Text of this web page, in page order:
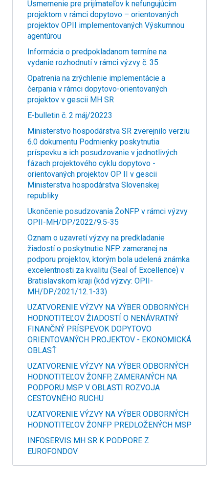
Usmernenie pre prijímateľov k nefungujúcim
projektom v rámci dopytovo – orientovaných
projektov OPII implementovaných Výskumnou
agentúrou
Informácia o predpokladanom termíne na
vydanie rozhodnutí v rámci výzvy č. 35
Opatrenia na zrýchlenie implementácie a
čerpania v rámci dopytovo-orientovaných
projektov v gescii MH SR
E-bulletin č. 2 máj/20223
Ministerstvo hospodárstva SR zverejnilo verziu
6.0 dokumentu Podmienky poskytnutia
príspevku a ich posudzovanie v jednotlivých
fázach projektového cyklu dopytovo -
orientovaných projektov OP II v gescii
Ministerstva hospodárstva Slovenskej
republiky
Ukončenie posudzovania ŽoNFP v rámci výzvy
OPII-MH/DP/2022/9.5-35
Oznam o uzavretí výzvy na predkladanie
žiadostí o poskytnutie NFP zameranej na
podporu projektov, ktorým bola udelená známka
excelentnosti za kvalitu (Seal of Excellence) v
Bratislavskom kraji (kód výzvy: OPII-
MH/DP/2021/12.1-33)
UZATVORENIE VÝZVY NA VÝBER ODBORNÝCH
HODNOTITEĽOV ŽIADOSTÍ O NENÁVRATNÝ
FINANČNÝ PRÍSPEVOK DOPYTOVO
ORIENTOVANÝCH PROJEKTOV - EKONOMICKÁ
OBLASŤ
UZATVORENIE VÝZVY NA VÝBER ODBORNÝCH
HODNOTITEĽOV ŽONFP, ZAMERANÝCH NA
PODPORU MSP V OBLASTI ROZVOJA
CESTOVNÉHO RUCHU
UZATVORENIE VÝZVY NA VÝBER ODBORNÝCH
HODNOTITEĽOV ŽONFP PREDLOŽENÝCH MSP
INFOSERVIS MH SR K PODPORE Z
EUROFONDOV